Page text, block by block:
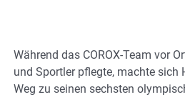
Während das COROX-Team vor
und Sportler pflegte, machte sich
Weg zu seinen sechsten